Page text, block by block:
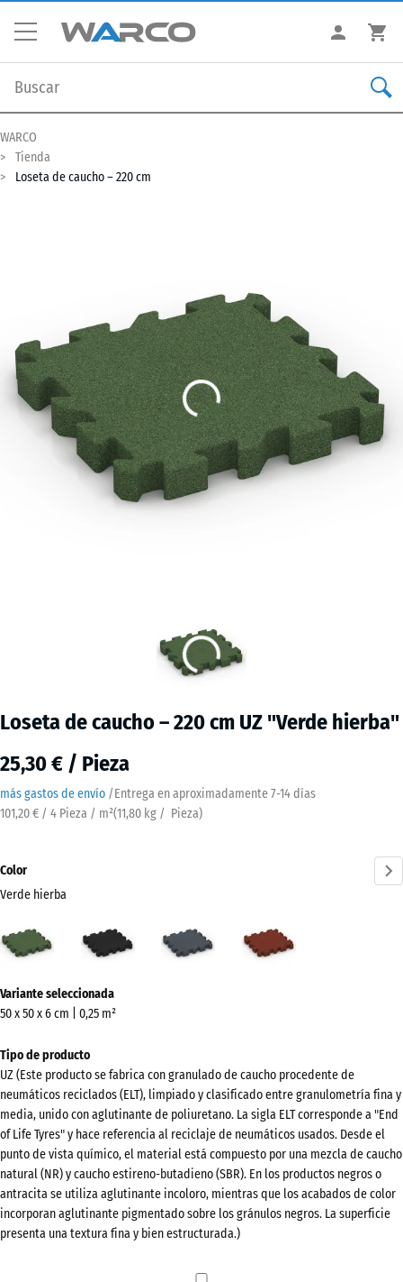
WARCO
Tienda
Loseta de caucho – 220 cm
Loseta de caucho – 220 cm UZ "Verde hierba"
25,30 € / Pieza
más gastos de envío /Entrega en aproximadamente7-14 días
101,20 € / 4 Pieza / m²(11,80 kg / Pieza)
Color
Verde hierba
hierba
Antracita
pizarra
ladrillo
información
sobre
los
colores?
Mostrar
paleta
de
colores
Verde
hierba (active)
Variante seleccionada
50 x 50 x 6 cm | 0,25 m²
Tipo de producto
UZ (Este producto se fabrica con granulado de caucho procedente de
neumáticos reciclados (ELT), limpiado y clasificado entre granulometría fina y
media, unido con aglutinante de poliuretano. La sigla ELT corresponde a "End
of Life Tyres" y hace referencia al reciclaje de neumáticos usados. Desde el
punto de vista químico, el material está compuesto por una mezcla de caucho
natural (NR) y caucho estireno-butadieno (SBR). En los productos negros o
antracita se utiliza aglutinante incoloro, mientras que los acabados de color
incorporan aglutinante pigmentado sobre los gránulos negros. La superficie
presenta una textura fina y bien estructurada.)